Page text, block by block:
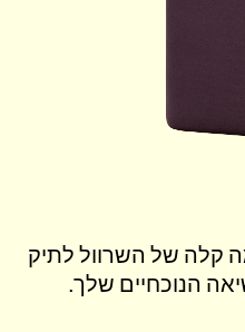
קלה של השרוול לתיק
הנוכחיים שלך.